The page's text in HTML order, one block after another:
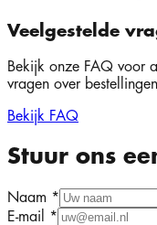
Veelgestelde
Bekijk onze FAQ voor
vragen over
Bekijk FAQ
Stuur ons
Naam *
E-mail *